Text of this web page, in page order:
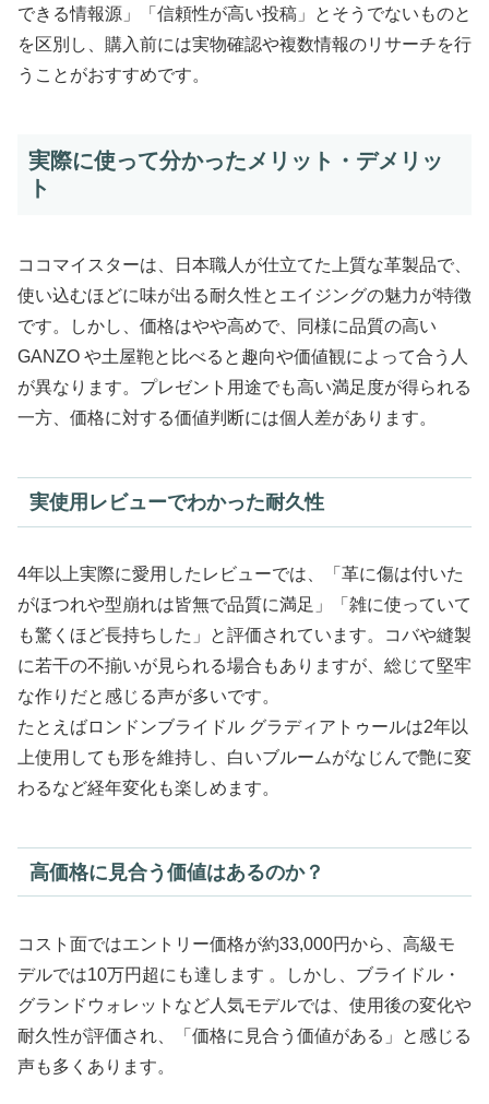
できる情報源」「信頼性が高い投稿」とそうでないものと
を区別し、購入前には実物確認や複数情報のリサーチを行
うことがおすすめです。
実際に使って分かったメリット・デメリッ
ト
ココマイスターは、日本職人が仕立てた上質な革製品で、
使い込むほどに味が出る耐久性とエイジングの魅力が特徴
です。しかし、価格はやや高めで、同様に品質の高い
GANZO や土屋鞄と比べると趣向や価値観によって合う人
が異なります。プレゼント用途でも高い満足度が得られる
一方、価格に対する価値判断には個人差があります。
実使用レビューでわかった耐久性
4年以上実際に愛用したレビューでは、「革に傷は付いた
がほつれや型崩れは皆無で品質に満足」「雑に使っていて
も驚くほど長持ちした」と評価されています。コバや縫製
に若干の不揃いが見られる場合もありますが、総じて堅牢
な作りだと感じる声が多いです。
たとえばロンドンブライドル グラディアトゥールは2年以
上使用しても形を維持し、白いブルームがなじんで艶に変
わるなど経年変化も楽しめます。
高価格に見合う価値はあるのか？
コスト面ではエントリー価格が約33,000円から、高級モ
デルでは10万円超にも達します 。しかし、ブライドル・
グランドウォレットなど人気モデルでは、使用後の変化や
耐久性が評価され、「価格に見合う価値がある」と感じる
声も多くあります。